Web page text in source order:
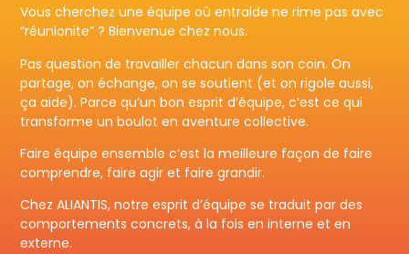
Vous cherchez une équipe où entraide ne rime pas avec
“réunionite” ? Bienvenue chez nous.
Pas question de travailler chacun dans son coin. On
partage, on échange, on se soutient (et on rigole aussi,
ça aide). Parce qu’un bon esprit d’équipe, c’est ce qui
transforme un boulot en aventure collective.
Faire équipe ensemble c’est la meilleure façon de faire
comprendre, faire agir et faire grandir.
Chez ALIANTIS, notre esprit d’équipe se traduit par des
comportements concrets, à la fois en interne et en
externe.